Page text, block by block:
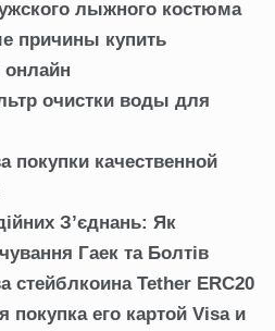
лыжного костюма
причины купить
онлайн
очистки воды для
покупки качественной
З’єднань: Як
Гаек та Болтів
стейблкоина Tether ERC20
покупка его картой Visa и